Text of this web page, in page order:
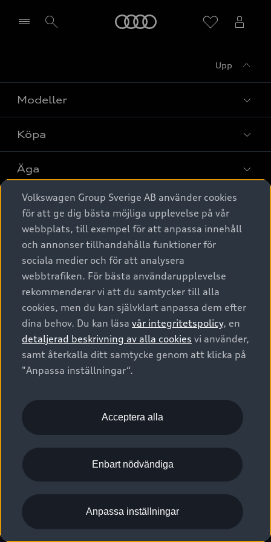
Upp
Modeller
Alla modeller
Elbilar
A6 modellerna
SUV
Avant
Audi Sport
Köpa
Privaterbjudanden
Privatleasing
Nya bilar i lager
Begagnade bilar i lager
Audi approved :plus - så gott som nya
Finansiering
Audi exclusive
Provkörning
Äga
Service & tillbehör
Audi digital services
Originaltillbehör - köp online
Garantier
Försäkring
Digitala manualer för din Audi
Audi Collection – livsstilsartiklar
Vanliga frågor
2G/3G nätet stängs ned - Hur påverkas min bil av detta?
Tjänstebil
Tjänstebil
Business lease online
Företagsleasing
Om Audi Sverige
Kontakta oss
Audi Återförsäljare/-serviceverkstad
myAudi
Pressmeddelanden
Nyhetsbrev
Vårt hållbarhetsarbete
Lediga tjänster huvudkontor
Lediga tjänster hos Audi Återförsäljare
Kommentar till mediauppgifter om dataläcka
© 2026 AUDI SVERIGE. All Rights Reserved.
Utgivare Juridiskt
Juridiskt Audi AG
Juridiskt Audi Digital Giveaway
Anpassa inställningar för cookies
Visselblåsarkanaler
Volkswagen Group Sverige AB använder cookies
för att ge dig bästa möjliga upplevelse på vår
webbplats, till exempel för att anpassa innehåll
och annonser tillhandahålla funktioner för
sociala medier och för att analysera
webbtrafiken. För bästa användarupplevelse
rekommenderar vi att du samtycker till alla
cookies, men du kan självklart anpassa dem efter
dina behov. Du kan läsa vår integritetspolicy, en
detaljerad beskrivning av alla cookies vi använder,
samt återkalla ditt samtycke genom att klicka på
"Anpassa inställningar“.
Acceptera alla
Enbart nödvändiga
Anpassa inställningar